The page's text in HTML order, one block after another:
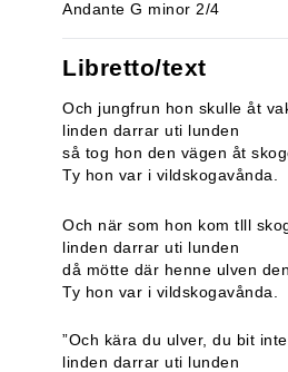
Andante G minor 2/4
Libretto/text
Och jungfrun hon skulle åt
linden darrar uti lunden
så tog hon den vägen åt
Ty hon var i vildskogavånda.
Och när som hon kom tlll
linden darrar uti lunden
då mötte där henne ulven
Ty hon var i vildskogavånda.
”Och kära du ulver, du bit
linden darrar uti lunden